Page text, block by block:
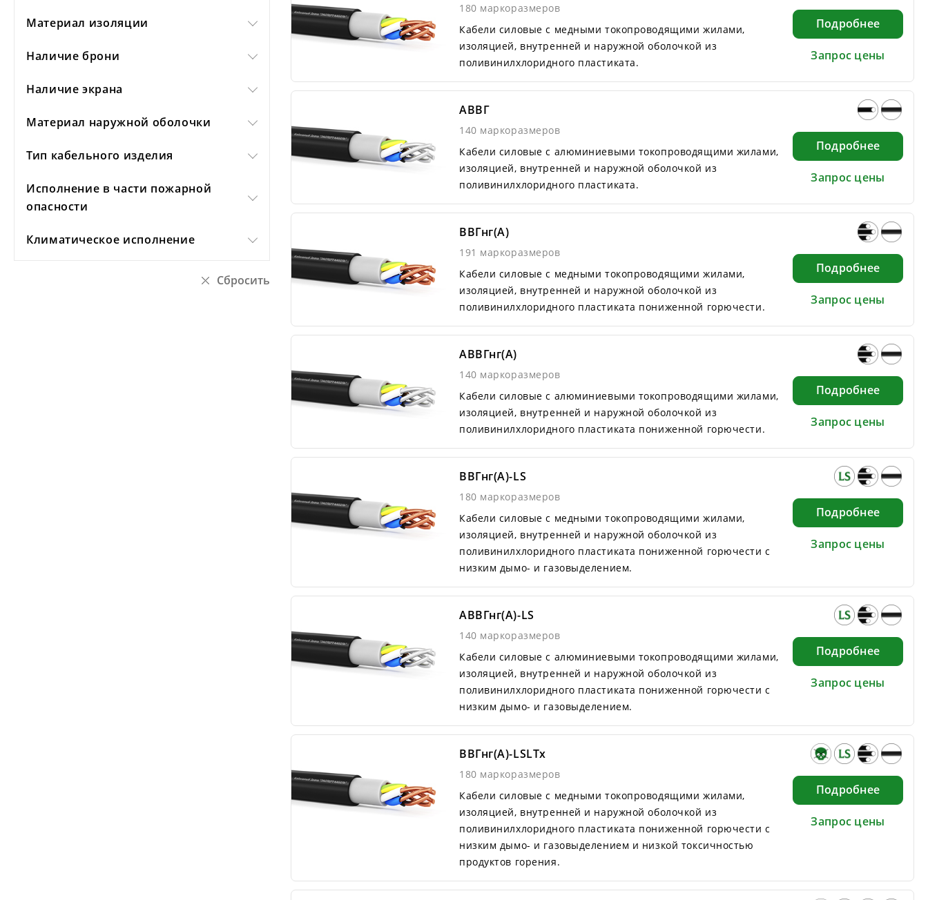
Материал изоляции
Наличие брони
Наличие экрана
Материал наружной оболочки
Тип кабельного изделия
Исполнение в части пожарной
опасности
Климатическое исполнение
180 маркоразмеров
Кабели силовые с медными токопроводящими жилами,
изоляцией, внутренней и наружной оболочкой из
поливинилхлоридного пластиката.
Подробнее
Запрос цены
АВВГ
140 маркоразмеров
Кабели силовые с алюминиевыми токопроводящими жилами,
изоляцией, внутренней и наружной оболочкой из
поливинилхлоридного пластиката.
Подробнее
Запрос цены
ВВГнг(А)
191 маркоразмеров
Кабели силовые с медными токопроводящими жилами,
изоляцией, внутренней и наружной оболочкой из
поливинилхлоридного пластиката пониженной горючести.
Подробнее
Запрос цены
АВВГнг(А)
140 маркоразмеров
Кабели силовые с алюминиевыми токопроводящими жилами,
изоляцией, внутренней и наружной оболочкой из
поливинилхлоридного пластиката пониженной горючести.
Подробнее
Запрос цены
ВВГнг(А)-LS
180 маркоразмеров
Кабели силовые с медными токопроводящими жилами,
изоляцией, внутренней и наружной оболочкой из
поливинилхлоридного пластиката пониженной горючести с
низким дымо- и газовыделением.
Подробнее
Запрос цены
АВВГнг(А)-LS
140 маркоразмеров
Кабели силовые с алюминиевыми токопроводящими жилами,
изоляцией, внутренней и наружной оболочкой из
поливинилхлоридного пластиката пониженной горючести с
низким дымо- и газовыделением.
Подробнее
Запрос цены
ВВГнг(А)-LSLTx
180 маркоразмеров
Кабели силовые с медными токопроводящими жилами,
изоляцией, внутренней и наружной оболочкой из
поливинилхлоридного пластиката пониженной горючести с
низким дымо- и газовыделением и низкой токсичностью
продуктов горения.
Подробнее
Запрос цены